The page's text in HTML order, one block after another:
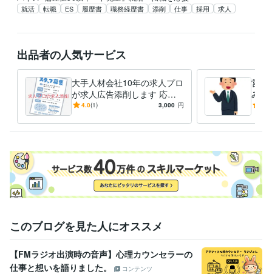
就活 転職 ES 履歴書 職務経歴書 添削 仕事 採用 求人
出品者の人気サービス
大手人材会社10年の求人プロ
が求人広告添削します 応募
が来ない、採用できない、採
談を
4.0(1) 3,000 円
営業
み相
なし
このブログを見た人にオススメ
【FMラジオ出演時の音声】心理カウンセラーの
仕事と想いを語りました。
コンテンツ